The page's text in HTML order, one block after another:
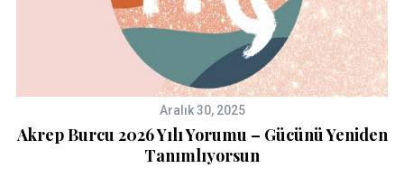
Aralık 30, 2025
Akrep Burcu 2026 Yılı Yorumu – Gücünü Yeniden
Tanımlıyorsun